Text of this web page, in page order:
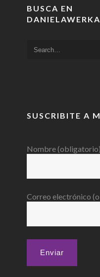
BUSCA EN
SUSCRIBITE A
Nombre (obligatorio)
Correo electrónico